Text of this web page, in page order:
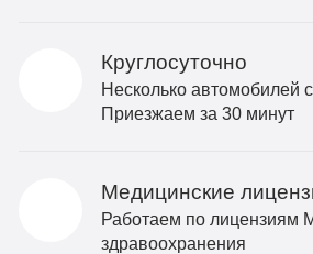
Круглосуточно
Несколько автомобилей
Приезжаем за 30 минут
Медицинские
Работаем по лицензиям
здравоохранения